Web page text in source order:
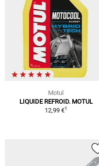
Motul
LIQUIDE REFROID. MOTUL
12,99 €1